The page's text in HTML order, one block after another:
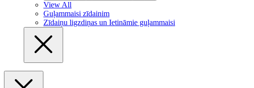
View All
Guļammaisi zīdainim
Zīdaiņu ligzdiņas un Ietināmie guļammaisi